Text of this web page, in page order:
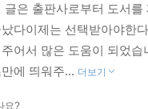
글은 출판사로부터 도서
났다이제는 선택받아야한
어서 많은 도움이 되었
에 띄워주... 더보기
요?